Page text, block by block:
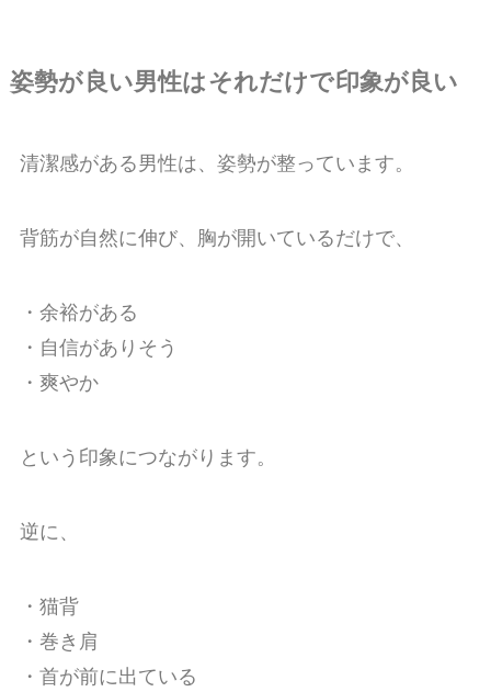
姿勢が良い男性はそれだけで印象が良い
清潔感がある男性は、姿勢が整っています。
背筋が自然に伸び、胸が開いているだけで、
・余裕がある
・自信がありそう
・爽やか
という印象につながります。
逆に、
・猫背
・巻き肩
・首が前に出ている